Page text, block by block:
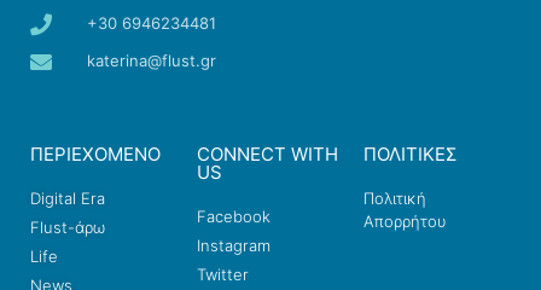
+30 6946234481
katerina@flust.gr
ΠΕΡΙΕΧΟΜΕΝΟ
Digital Era
Flust-άρω
Life
News
CONNECT WITH
US
Facebook
Instagram
Twitter
ΠΟΛΙΤΙΚΕΣ
Πολιτική
Απορρήτου